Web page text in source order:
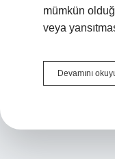
mümkün
veya
Devamını